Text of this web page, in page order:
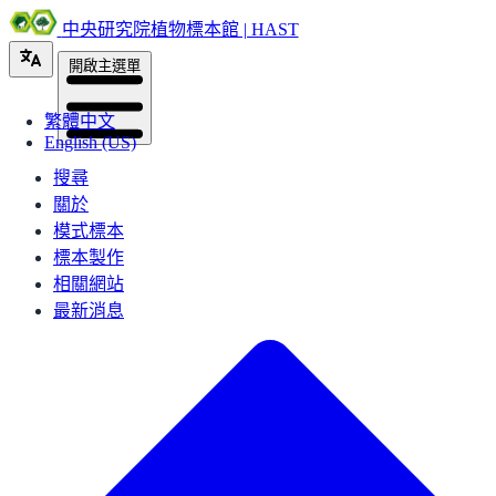
中央研究院植物標本館 | HAST
繁體中文
English (US)
開啟主選單
搜尋
關於
模式標本
標本製作
相關網站
最新消息